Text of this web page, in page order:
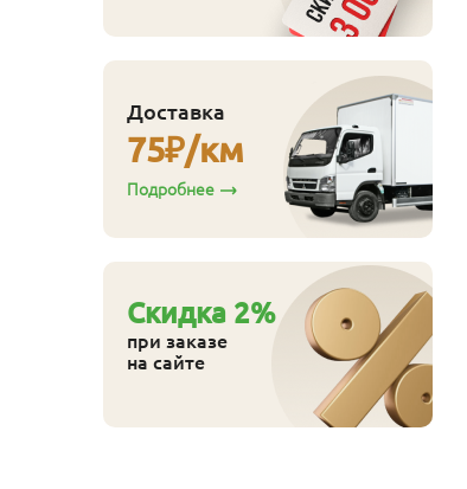
Доставка
75₽/км
Подробнее
Cкидка 2%
при заказе
на сайте